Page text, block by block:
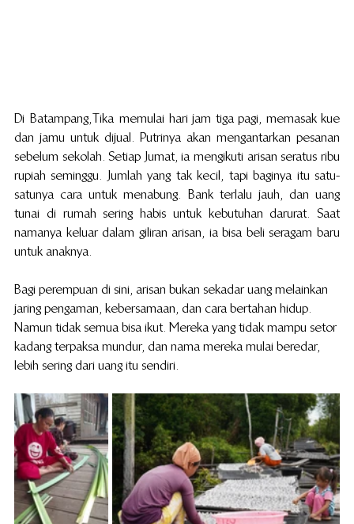
Di  Batampang, Tika  memulai hari jam tiga pagi, memasak kue
dan jamu untuk dijual. Putrinya akan mengantarkan pesanan
sebelum sekolah. Setiap Jumat, ia mengikuti  arisan seratus ribu
rupiah seminggu. Jumlah yang tak kecil, tapi baginya itu satu-
satunya cara untuk menabung. Bank terlalu jauh, dan uang
tunai di rumah sering habis untuk kebutuhan darurat. Saat
namanya keluar dalam giliran arisan, ia bisa beli seragam baru
untuk anaknya.
Bagi perempuan di sini, arisan bukan sekadar uang melainkan
jaring pengaman, kebersamaan, dan cara bertahan hidup.
Namun tidak semua bisa ikut. Mereka yang tidak mampu setor
kadang terpaksa mundur, dan nama mereka mulai beredar,
lebih sering dari uang itu sendiri.